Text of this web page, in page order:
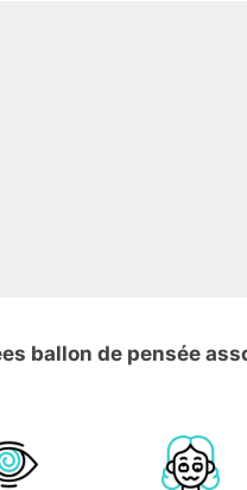
ballon de pensée